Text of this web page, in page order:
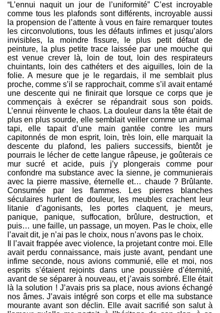
“L’ennui naquit un jour de l’uniformité” C’est incroyable
comme tous les plafonds sont différents, incroyable aussi
la propension de l’attente à vous en faire remarquer toutes
les circonvolutions, tous les défauts infimes et jusqu’alors
invisibles, la moindre fissure, le plus petit défaut de
peinture, la plus petite trace laissée par une mouche qui
est venue crever là, loin de tout, loin des respirateurs
chuintants, loin des cathéters et des aiguilles, loin de la
folie. A mesure que je le regardais, il me semblait plus
proche, comme s’il se rapprochait, comme s’il avait entamé
une descente qui ne finirait que lorsque ce corps que je
commençais à exécrer se répandrait sous son poids.
L’ennui réinvente le chaos. La douleur dans la tête était de
plus en plus sourde, elle semblait veiller comme un animal
tapi, elle tapait d’une main gantée contre les murs
capitonnés de mon esprit, loin, très loin, elle marquait la
descente du plafond, les paliers successifs, bientôt je
pourrais le lécher de cette langue râpeuse, je goûterais ce
mur sucré et acide, puis j’y plongerais comme pour
confondre ma substance avec la sienne, je communierais
avec la pierre massive, éternelle et… chaude ? Brûlante.
Consumée par les flammes. Les pierres blanches
séculaires hurlent de douleur, les meubles crachent leur
litanie d’agonisants, les portes claquent, je meurs,
panique, panique, suffocation, brûlure, destruction, et
puis… une faille, un passage, un moyen. Pas le choix, elle
l’avait dit, je n’ai pas le choix, nous n’avons pas le choix.
Il l’avait frappée avec violence, la projetant contre moi. Elle
avait perdu connaissance, mais juste avant, pendant une
infime seconde, nous avions communié, elle et moi, nos
esprits s’étaient rejoints dans une poussière d’éternité,
avant de se séparer à nouveau, et j’avais sombré. Elle était
là la solution ! J’avais pris sa place, nous avions échangé
nos âmes. J’avais intégré son corps et elle ma substance
mourante avant son déclin. Elle avait sacrifié son salut à